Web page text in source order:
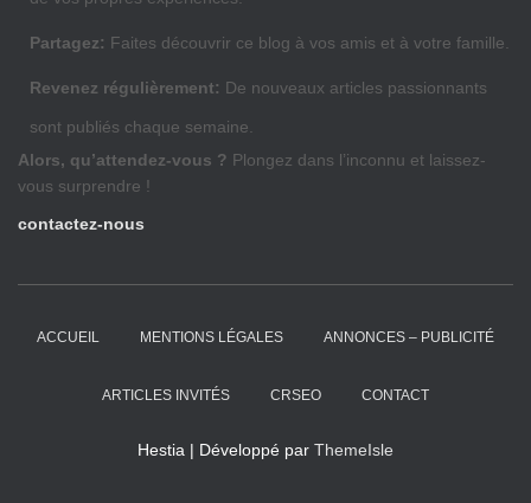
Partagez: Faites découvrir ce blog à vos amis et à votre famille.
Revenez régulièrement: De nouveaux articles passionnants
sont publiés chaque semaine.
Alors, qu’attendez-vous ? Plongez dans l’inconnu et laissez-
vous surprendre !
contactez-nous
ACCUEIL MENTIONS LÉGALES ANNONCES – PUBLICITÉ
ARTICLES INVITÉS CRSEO CONTACT
Hestia | Développé par ThemeIsle